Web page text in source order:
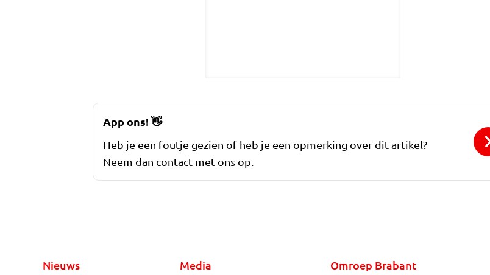
App ons!👋
Heb je een foutje gezien of heb je een opmerking over dit artikel?
Neem dan contact met ons op.
Nieuws Media Omroep Brabant